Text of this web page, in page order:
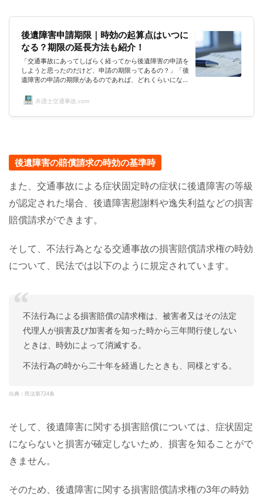
後遺障害申請期限｜時効の起算点はいつに
なる？期限の延長方法も紹介！
「交通事故にあってしばらく経ってから後遺障害の申請を
しようと思ったのだけど、申請の期限ってあるの？」「後
遺障害の申請の期限があるのであれば、どれくらいになる
の？」交通事故にあわれて後遺症が残ってしまい、後遺障
になるのではないでしょうか？交通事故に巻き込まれると
弁護士交通事故.com
後遺障害の賠償請求の時効の基準時
また、交通事故による症状固定時の症状に後遺障害の等級
が認定された場合、後遺障害慰謝料や逸失利益などの損害
賠償請求ができます。
そして、不法行為となる交通事故の損害賠償請求権の時効
について、民法では以下のように規定されています。
不法行為による損害賠償の請求権は、被害者又はその法定
代理人が損害及び加害者を知った時から三年間行使しない
ときは、時効によって消滅する。
不法行為の時から二十年を経過したときも、同様とする。
出典：民法第724条
そして、後遺障害に関する損害賠償については、症状固定
にならないと損害が確定しないため、損害を知ることがで
きません。
そのため、後遺障害に関する損害賠償請求権の3年の時効